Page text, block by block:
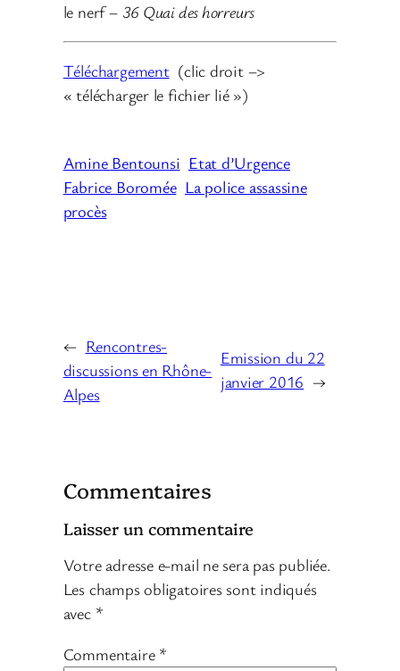
le nerf – 36 Quai des horreurs
Téléchargement(clic droit –>
« télécharger le fichier lié »)
Amine Bentounsi Etat d’Urgence
Fabrice Boromée La police assassine
procès
← Rencontres-
discussions en Rhône-
Alpes
Emission du 22
janvier 2016 →
Commentaires
Laisser un commentaire
Votre adresse e-mail ne sera pas publiée.
Les champs obligatoires sont indiqués
avec *
Commentaire *